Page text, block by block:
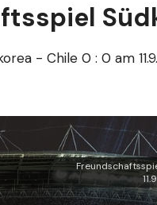
- Chile 0 : 0 am